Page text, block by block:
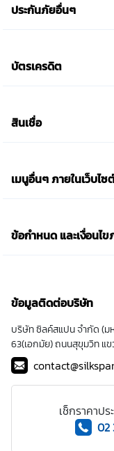
ประกันภัยอื่นๆ
บัตรเครดิต
สินเชื่อ
เมนูอื่นๆ ภายในเว็บไซ
ข้อกำหนด และเงื่อนไข
ข้อมูลติดต่อบริษัท
บริษัท ซิลค์สแปน จำกัด (ม
63(เอกมัย) ถนนสุขุมวิท แ
เช็กราคาป
02